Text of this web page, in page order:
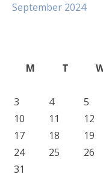
September 2024
M
T
3
4 5
10
11 12
17
18 19
24
25 26
31